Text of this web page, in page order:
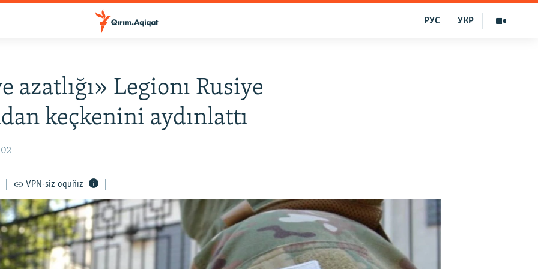
УКР
РУС
azatlığı» Legionı Rusiye
keçkenini aydınlattı
VPN-siz oquñız